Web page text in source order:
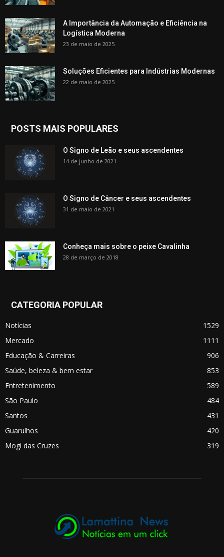
A Importância da Automação e Eficiência na
Logística Moderna
23 de maio de 2025
Soluções Eficientes para Indústrias Modernas
22 de maio de 2025
POSTS MAIS POPULARES
O Signo de Leão e seus ascendentes
14 de junho de 2021
O Signo de Câncer e seus ascendentes
31 de maio de 2021
Conheça mais sobre o peixe Cavalinha
28 de março de 2018
CATEGORIA POPULAR
Notícias
1529
Mercado
1111
Educação & Carreiras
906
Saúde, beleza & bem estar
853
Entretenimento
589
São Paulo
484
Santos
431
Guarulhos
420
Mogi das Cruzes
319